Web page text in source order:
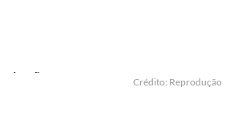
Crédito: Reprodução